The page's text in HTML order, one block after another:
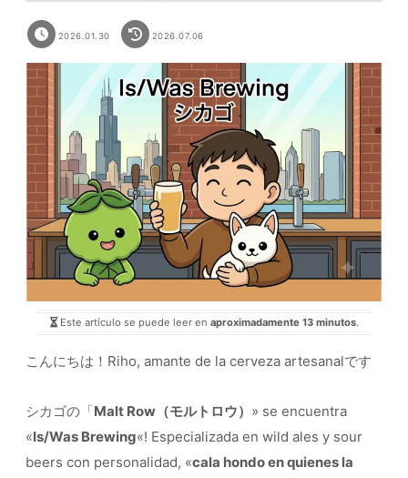
2026.01.30 2026.07.06
Este artículo se puede leer en aproximadamente 13 minutos.
こんにちは！Riho, amante de la cerveza artesanalです
シカゴの「Malt Row（モルトロウ） » se encuentra
«Is/Was Brewing«! Especializada en wild ales y sour
beers con personalidad, «cala hondo en quienes la